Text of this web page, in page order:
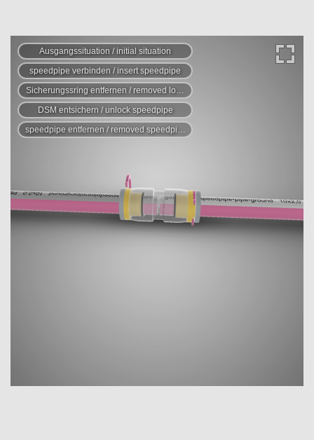
Ausgangssituation / initial situation
speedpipe verbinden / insert speedpipe
Sicherungssring entfernen / removed locking ring
DSM entsichern / unlock speedpipe
speedpipe entfernen / removed speedpipe